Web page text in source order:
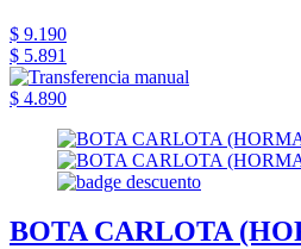
$ 9.190
$ 5.891
$ 4.890
BOTA CARLOTA